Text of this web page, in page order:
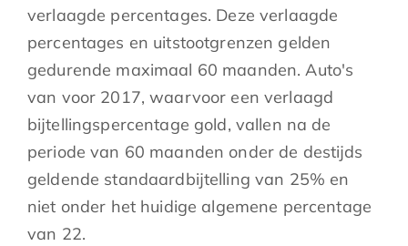
verlaagde percentages. Deze verlaagde
percentages en uitstootgrenzen gelden
gedurende maximaal 60 maanden. Auto's
van voor 2017, waarvoor een verlaagd
bijtellingspercentage gold, vallen na de
periode van 60 maanden onder de destijds
geldende standaardbijtelling van 25% en
niet onder het huidige algemene percentage
van 22.